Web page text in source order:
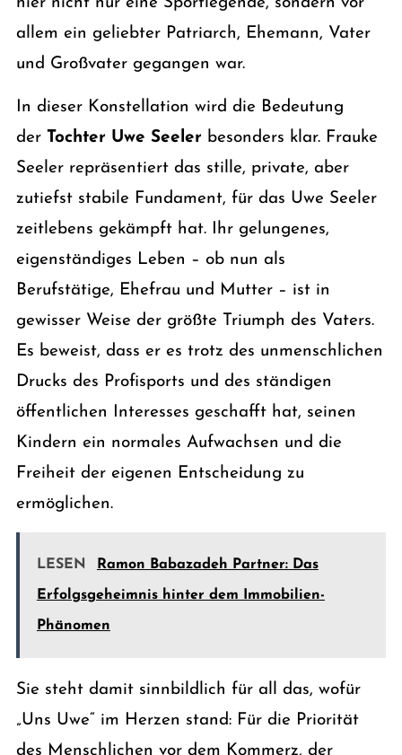
allem ein geliebter Patriarch, Ehemann, Vater
und Großvater gegangen war.
In dieser Konstellation wird die Bedeutung
der Tochter Uwe Seeler besonders klar. Frauke
Seeler repräsentiert das stille, private, aber
zutiefst stabile Fundament, für das Uwe Seeler
zeitlebens gekämpft hat. Ihr gelungenes,
eigenständiges Leben – ob nun als
Berufstätige, Ehefrau und Mutter – ist in
gewisser Weise der größte Triumph des Vaters.
Es beweist, dass er es trotz des unmenschlichen
Drucks des Profisports und des ständigen
öffentlichen Interesses geschafft hat, seinen
Kindern ein normales Aufwachsen und die
Freiheit der eigenen Entscheidung zu
ermöglichen.
LESEN Ramon Babazadeh Partner: Das
Erfolgsgeheimnis hinter dem Immobilien-
Phänomen
Sie steht damit sinnbildlich für all das, wofür
„Uns Uwe“ im Herzen stand: Für die Priorität
des Menschlichen vor dem Kommerz, der